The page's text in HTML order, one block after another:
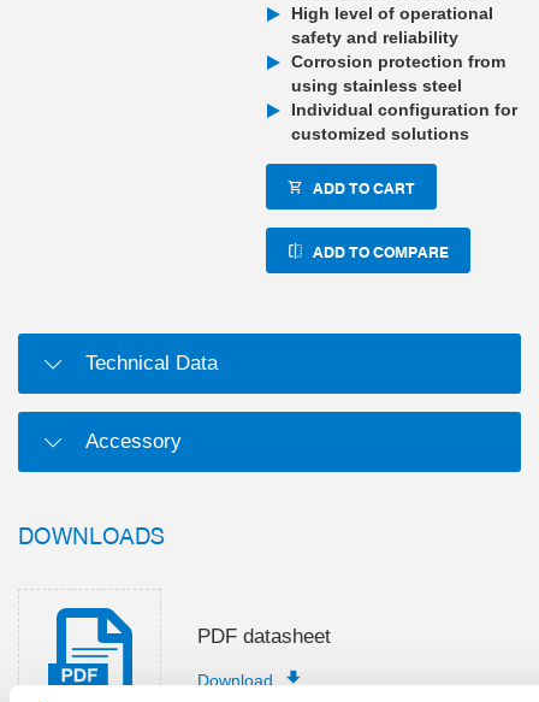
High level of operational
safety and reliability
Corrosion protection from
using stainless steel
Individual configuration for
customized solutions
ADD TO CART
ADD TO COMPARE
Technical Data
Accessory
DOWNLOADS
PDF datasheet
Download